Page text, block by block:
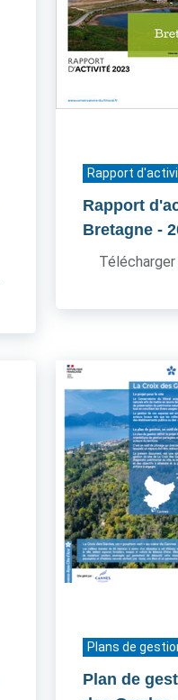
Rapport
Rapport
Bretagne -
Plans de
Plan de